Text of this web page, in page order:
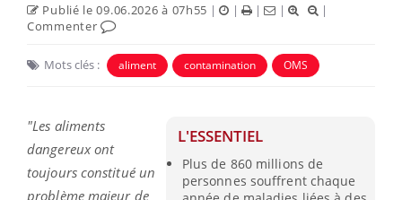
Publié le 09.06.2026 à 07h55 | | | |
|
Commenter
Mots clés : aliment contamination OMS
L'ESSENTIEL
Plus de 860 millions de
personnes souffrent chaque
"Les aliments
dangereux ont
toujours constitué un
problème majeur de